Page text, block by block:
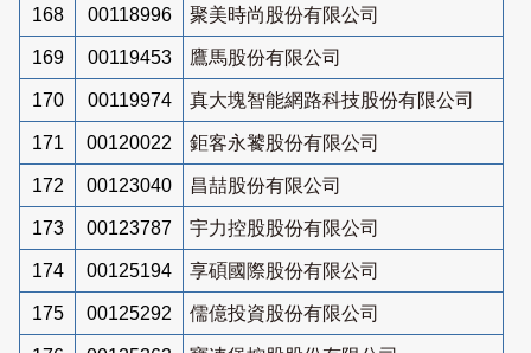
168 00118996 聚美時尚股份有限公司
169 00119453 鷹馬股份有限公司
170 00119974 真大塊智能網路科技股份有限公司
171 00120022 鉅客永饕股份有限公司
172 00123040 昌喆股份有限公司
173 00123787 宇力控股股份有限公司
174 00125194 享碩國際股份有限公司
175 00125292 儒億投資股份有限公司